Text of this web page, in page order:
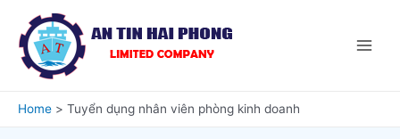
Home Tuyển dụng nhân viên phòng kinh doanh